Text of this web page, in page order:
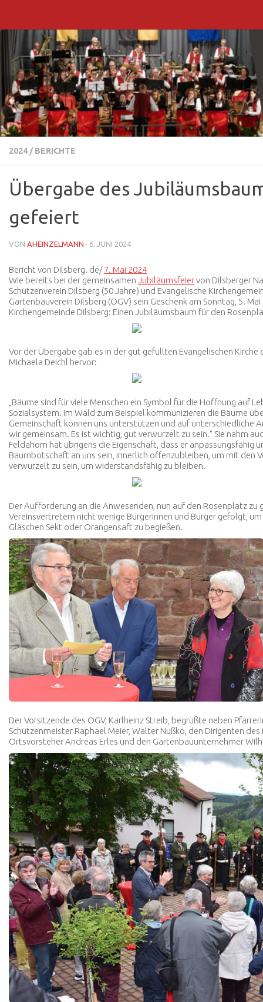
2024 / BERICHTE
Übergabe des
gefeiert
VON AHEINZELMANN · 6. JUNI 2024
Bericht von Dilsberg. de/7. Mai 2024
Wie bereits bei der gemeinsamen Jubiläumsfeiervon Dilsberger
Schützenverein Dilsberg (50 Jahre) und Evangelische
Gartenbauverein Dilsberg (OGV) sein Geschenk am Sonntag, 5.
Kirchengemeinde Dilsberg: Einen Jubiläumsbaum für den
Vor der Übergabe gab es in der gut gefüllten Evangelischen
Michaela Deichl hervor:
„Bäume sind für viele Menschen ein Symbol für die Hoffnung auf
Sozialsystem. Im Wald zum Beispiel kommunizieren die Bäume
Gemeinschaft können uns unterstützen und auf unterschiedliche
wir gemeinsam. Es ist wichtig, gut verwurzelt zu sein.“ Sie nahm
Feldahorn hat übrigens die Eigenschaft, dass er anpassungsfähig
Baumbotschaft an uns sein, innerlich offenzubleiben, um mit den
verwurzelt zu sein, um widerstandsfähig zu bleiben.
Der Aufforderung an die Anwesenden, nun auf den Rosenplatz
Vereinsvertretern nicht wenige Bürgerinnen und Bürger gefolgt,
Gläschen Sekt oder Orangensaft zu begießen.
Der Vorsitzende des OGV, Karlheinz Streib, begrüßte neben
Schützenmeister Raphael Meier, Walter Nußko, den Dirigenten
Ortsvorsteher Andreas Erles und den Gartenbauunternehmer